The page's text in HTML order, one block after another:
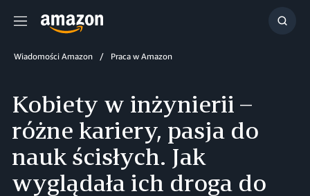
Menu
Wiadomości Amazon Praca w Amazon
Kobiety w inżynierii –
różne kariery, pasja do
nauk ścisłych. Jak
wyglądała ich droga do